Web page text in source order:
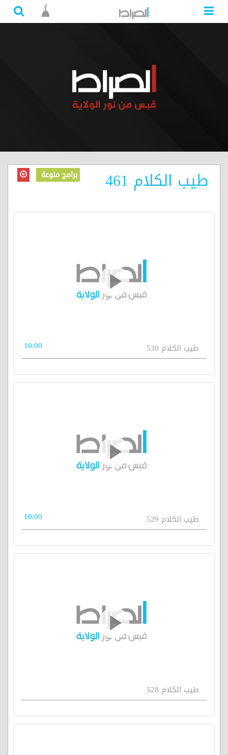
طيب الكلام 461 برامج منوعة
طيب الكلام 530 10:00
طيب الكلام 529 10:00
طيب الكلام 528